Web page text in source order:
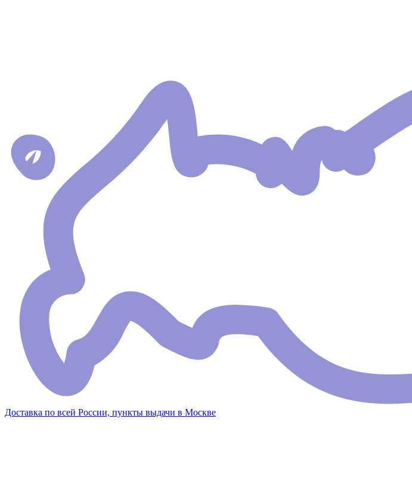
Доставка по всей России, пункты выдачи в Москве